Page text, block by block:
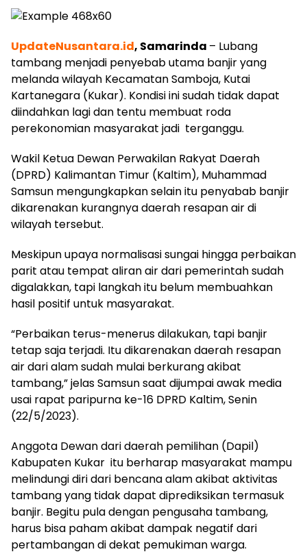
UpdateNusantara.id, Samarinda – Lubang
tambang menjadi penyebab utama banjir yang
melanda wilayah Kecamatan Samboja, Kutai
Kartanegara (Kukar). Kondisi ini sudah tidak dapat
diindahkan lagi dan tentu membuat roda
perekonomian masyarakat jadi terganggu.
Wakil Ketua Dewan Perwakilan Rakyat Daerah
(DPRD) Kalimantan Timur (Kaltim), Muhammad
Samsun mengungkapkan selain itu penyabab banjir
dikarenakan kurangnya daerah resapan air di
wilayah tersebut.
Meskipun upaya normalisasi sungai hingga perbaikan
parit atau tempat aliran air dari pemerintah sudah
digalakkan, tapi langkah itu belum membuahkan
hasil positif untuk masyarakat.
“Perbaikan terus-menerus dilakukan, tapi banjir
tetap saja terjadi. Itu dikarenakan daerah resapan
air dari alam sudah mulai berkurang akibat
tambang,” jelas Samsun saat dijumpai awak media
usai rapat paripurna ke-16 DPRD Kaltim, Senin
(22/5/2023).
Anggota Dewan dari daerah pemilihan (Dapil)
Kabupaten Kukar itu berharap masyarakat mampu
melindungi diri dari bencana alam akibat aktivitas
tambang yang tidak dapat diprediksikan termasuk
banjir. Begitu pula dengan pengusaha tambang,
harus bisa paham akibat dampak negatif dari
pertambangan di dekat pemukiman warga.